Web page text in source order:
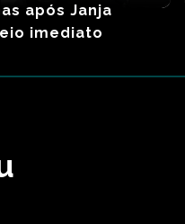
após Janja
imediato